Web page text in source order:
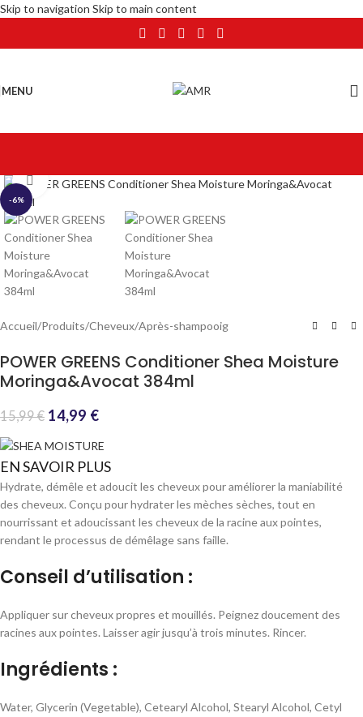
Skip to navigation Skip to main content
MENU
-6%
Click to enlarge
Accueil/Produits/Cheveux/Après-shampooig
POWER GREENS Conditioner Shea Moisture
Moringa&Avocat 384ml
15,99€ 14,99 €
EN SAVOIR PLUS
Hydrate, démêle et adoucit les cheveux pour améliorer la maniabilité
des cheveux. Conçu pour hydrater les mèches sèches, tout en
nourrissant et adoucissant les cheveux de la racine aux pointes,
rendant le processus de démêlage sans faille.
Conseil d’utilisation :
Appliquer sur cheveux propres et mouillés. Peignez doucement des
racines aux pointes. Laisser agir jusqu’à trois minutes. Rincer.
Ingrédients :
Water, Glycerin (Vegetable), Cetearyl Alcohol, Stearyl Alcohol, Cetyl